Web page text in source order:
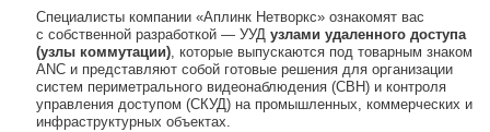
Специалисты компании «Аплинк Нетворкс» ознакомят вас
с собственной разработкой — УУД узлами удаленного доступа
(узлы коммутации), которые выпускаются под товарным знаком
ANC и представляют собой готовые решения для организации
систем периметрального видеонаблюдения (СВН) и контроля
управления доступом (СКУД) на промышленных, коммерческих и
инфраструктурных объектах.